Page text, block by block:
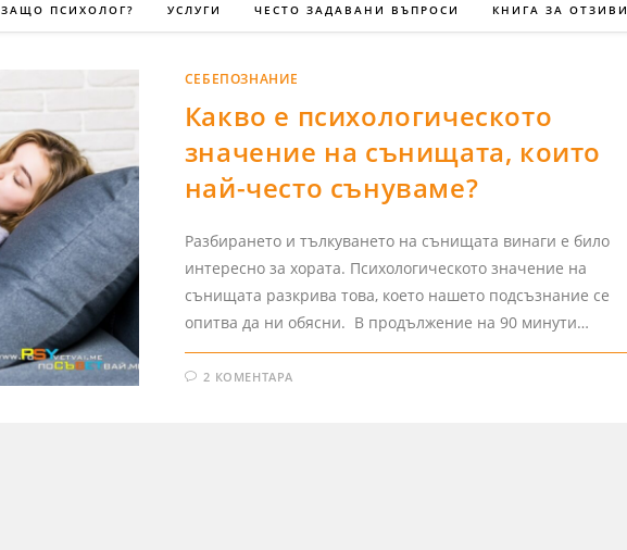
ЗАЩО ПСИХОЛОГ? УСЛУГИ ЧЕСТО ЗАДАВАНИ ВЪПРОСИ КНИГА ЗА ОТЗИВИ
СЕБЕПОЗНАНИЕ
Какво е психологическото
значение на сънищата, които
най-често сънуваме?
Разбирането и тълкуването на сънищата винаги е било
интересно за хората. Психологическото значение на
сънищата разкрива това, което нашето подсъзнание се
опитва да ни обясни. В продължение на 90 минути…
2 КОМЕНТАРА